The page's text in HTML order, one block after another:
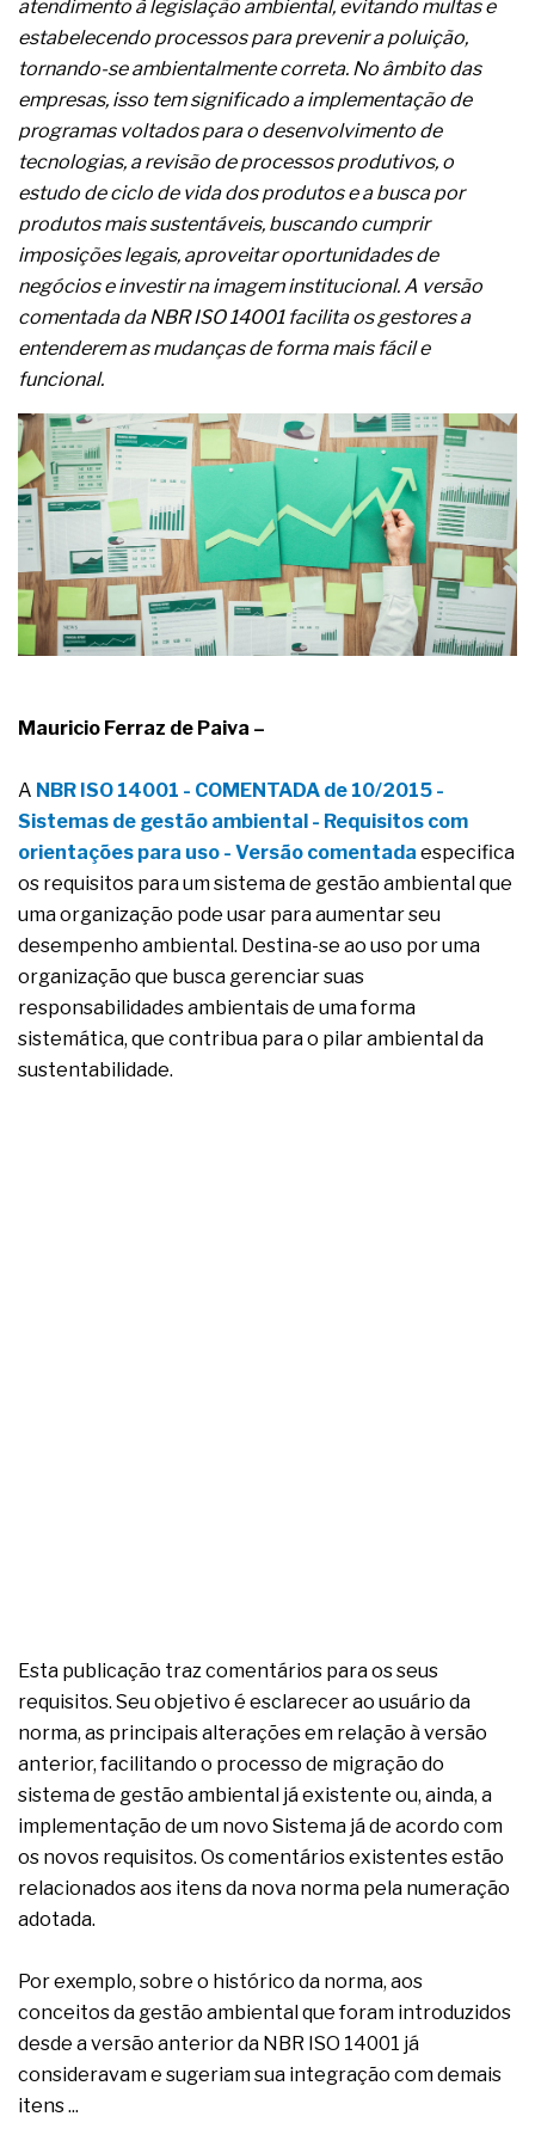
A prevenção clínica da coceira no ânus
Os sintomas clínicos do teratoma de ovário
O tratamento médico da síndrome da fadiga
As causas médicas da queda dos cabelos ou
calvície
Quando a gestão é o obstáculo para o resultado
positivo
Os procedimentos para a inspeção em estruturas
hidráulicas de concreto de obras
O movimento regular reduz em 19% o risco de
morte precoce e melhora o metabolismo
O desenvolvimento de indicadores nas atividades
de governança das organizações
O desenho industrial ganha espaço como
As variações dimensionais dos produtos de
materiais cimentícios com fibra de vidro
A próxima vantagem competitiva não está no
modelo de IA
A IA elevou a régua do comprador B2B e a venda
complexa ficou ainda mais humana
atendimento à legislação ambiental, evitando multas e
estabelecendo processos para prevenir a poluição,
tornando-se ambientalmente correta. No âmbito das
empresas, isso tem significado a implementação de
programas voltados para o desenvolvimento de
tecnologias, a revisão de processos produtivos, o
estudo de ciclo de vida dos produtos e a busca por
produtos mais sustentáveis, buscando cumprir
imposições legais, aproveitar oportunidades de
negócios e investir na imagem institucional. A versão
comentada da NBR ISO 14001 facilita os gestores a
entenderem as mudanças de forma mais fácil e
funcional.
Mauricio Ferraz de Paiva –
A NBR ISO 14001 - COMENTADA de 10/2015 -
Sistemas de gestão ambiental - Requisitos com
orientações para uso - Versão comentada especifica
os requisitos para um sistema de gestão ambiental que
uma organização pode usar para aumentar seu
desempenho ambiental. Destina-se ao uso por uma
organização que busca gerenciar suas
responsabilidades ambientais de uma forma
sistemática, que contribua para o pilar ambiental da
sustentabilidade.
Esta publicação traz comentários para os seus
requisitos. Seu objetivo é esclarecer ao usuário da
norma, as principais alterações em relação à versão
anterior, facilitando o processo de migração do
sistema de gestão ambiental já existente ou, ainda, a
implementação de um novo Sistema já de acordo com
os novos requisitos. Os comentários existentes estão
relacionados aos itens da nova norma pela numeração
adotada.
Por exemplo, sobre o histórico da norma, aos
conceitos da gestão ambiental que foram introduzidos
desde a versão anterior da NBR ISO 14001 já
consideravam e sugeriam sua integração com demais
itens ...